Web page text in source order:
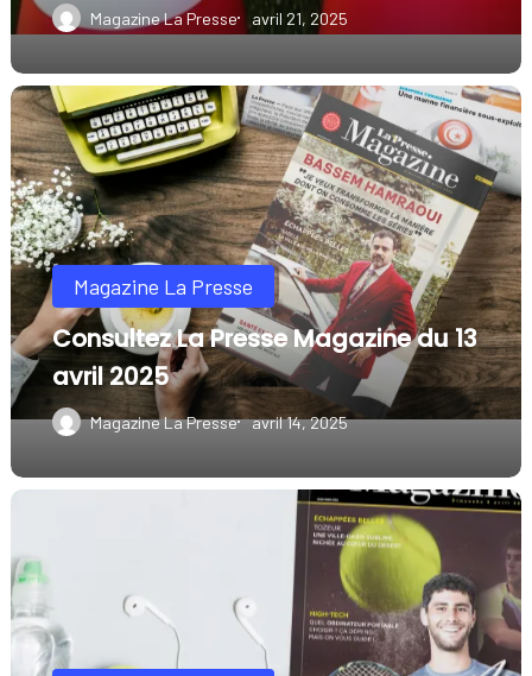
livre
de
Tunis.
Magazine La Presse avril 21, 2025
Consultez
La
Presse
Magazine
du
13
avril
2025
Magazine La Presse
Consultez La Presse Magazine du 13
avril 2025
Magazine La Presse avril 14, 2025
Presse
Magazine